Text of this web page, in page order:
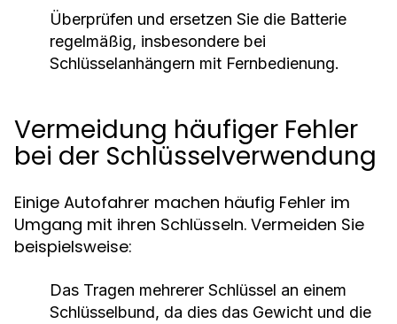
Überprüfen und ersetzen Sie die Batterie
regelmäßig, insbesondere bei
Schlüsselanhängern mit Fernbedienung.
Vermeidung häufiger Fehler
bei der Schlüsselverwendung
Einige Autofahrer machen häufig Fehler im
Umgang mit ihren Schlüsseln. Vermeiden Sie
beispielsweise:
Das Tragen mehrerer Schlüssel an einem
Schlüsselbund, da dies das Gewicht und die